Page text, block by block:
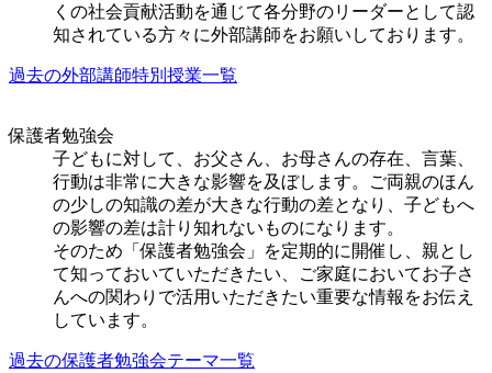
くの社会貢献活動を通じて各分野のリーダーとして認
知されている方々に外部講師をお願いしております。
過去の外部講師特別 授業一覧
保護者勉強会
子どもに対して、お父さん、お母さんの存在、言葉、
行動は非常に大きな影響を及ぼします。ご両親のほん
の少しの知識の差が大きな行動の差となり、子どもへ
の影響の差は計り知れないものになります。
そのため「保護者勉強会」を定期的に開催し、親とし
て知っておいていただきたい、ご家庭においてお子さ
んへの関わりで活用いただきたい重要な情報をお伝え
しています。
過去の保護者勉強会テーマ一覧